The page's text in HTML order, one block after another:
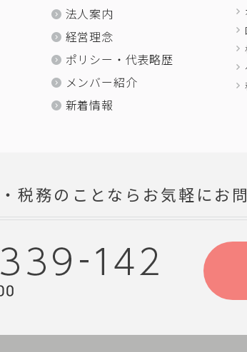
法人案内
経営理念
ポリシー・代表略歴
メンバー紹介
新着情報
税務のことならお気軽にお